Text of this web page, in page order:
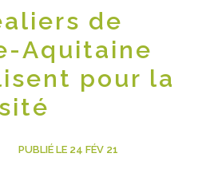
de
Aquitaine
pour la
PUBLIÉ LE 24 FÉV 21